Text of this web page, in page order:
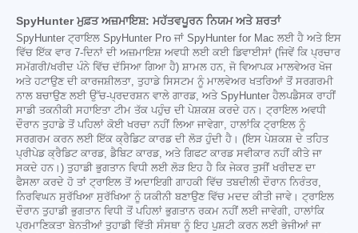
SpyHunter ਮੁਫ਼ਤ ਅਜ਼ਮਾਇਸ਼: ਮਹੱਤਵਪੂਰਨ ਨਿਯਮ ਅਤੇ ਸ਼ਰਤਾਂ
SpyHunter ਟ੍ਰਾਇਲ SpyHunter Pro ਜਾਂ SpyHunter for Mac ਲਈ ਹੈ ਅਤੇ ਇਸ
ਵਿੱਚ ਇੱਕ ਵਾਰ 7-ਦਿਨਾਂ ਦੀ ਅਜ਼ਮਾਇਸ਼ ਅਵਧੀ ਲਈ ਕਈ ਡਿਵਾਈਸਾਂ (ਜਿਵੇਂ ਕਿ ਪ੍ਰਚਾਰ
ਸਮੱਗਰੀ/ਖਰੀਦ ਪੰਨੇ ਵਿੱਚ ਦੱਸਿਆ ਗਿਆ ਹੈ) ਸ਼ਾਮਲ ਹਨ, ਜੋ ਵਿਆਪਕ ਮਾਲਵੇਅਰ ਖੋਜ
ਅਤੇ ਹਟਾਉਣ ਦੀ ਕਾਰਜਸ਼ੀਲਤਾ, ਤੁਹਾਡੇ ਸਿਸਟਮ ਨੂੰ ਮਾਲਵੇਅਰ ਖਤਰਿਆਂ ਤੋਂ ਸਰਗਰਮੀ
ਨਾਲ ਬਚਾਉਣ ਲਈ ਉੱਚ-ਪ੍ਰਦਰਸ਼ਨ ਵਾਲੇ ਗਾਰਡ, ਅਤੇ SpyHunter ਹੈਲਪਡੈਸਕ ਰਾਹੀਂ
ਸਾਡੀ ਤਕਨੀਕੀ ਸਹਾਇਤਾ ਟੀਮ ਤੱਕ ਪਹੁੰਚ ਦੀ ਪੇਸ਼ਕਸ਼ ਕਰਦੇ ਹਨ। ਟ੍ਰਾਇਲ ਅਵਧੀ
ਦੌਰਾਨ ਤੁਹਾਡੇ ਤੋਂ ਪਹਿਲਾਂ ਕੋਈ ਖਰਚਾ ਨਹੀਂ ਲਿਆ ਜਾਵੇਗਾ, ਹਾਲਾਂਕਿ ਟ੍ਰਾਇਲ ਨੂੰ
ਸਰਗਰਮ ਕਰਨ ਲਈ ਇੱਕ ਕ੍ਰੈਡਿਟ ਕਾਰਡ ਦੀ ਲੋੜ ਹੁੰਦੀ ਹੈ। (ਇਸ ਪੇਸ਼ਕਸ਼ ਦੇ ਤਹਿਤ
ਪ੍ਰੀਪੇਡ ਕ੍ਰੈਡਿਟ ਕਾਰਡ, ਡੈਬਿਟ ਕਾਰਡ, ਅਤੇ ਗਿਫਟ ਕਾਰਡ ਸਵੀਕਾਰ ਨਹੀਂ ਕੀਤੇ ਜਾ
ਸਕਦੇ ਹਨ।) ਤੁਹਾਡੀ ਭੁਗਤਾਨ ਵਿਧੀ ਲਈ ਲੋੜ ਇਹ ਹੈ ਕਿ ਜੇਕਰ ਤੁਸੀਂ ਖਰੀਦਣ ਦਾ
ਫੈਸਲਾ ਕਰਦੇ ਹੋ ਤਾਂ ਟ੍ਰਾਇਲ ਤੋਂ ਅਦਾਇਗੀ ਗਾਹਕੀ ਵਿੱਚ ਤਬਦੀਲੀ ਦੌਰਾਨ ਨਿਰੰਤਰ,
ਨਿਰਵਿਘਨ ਸੁਰੱਖਿਆ ਸੁਰੱਖਿਆ ਨੂੰ ਯਕੀਨੀ ਬਣਾਉਣ ਵਿੱਚ ਮਦਦ ਕੀਤੀ ਜਾਵੇ। ਟ੍ਰਾਇਲ
ਦੌਰਾਨ ਤੁਹਾਡੀ ਭੁਗਤਾਨ ਵਿਧੀ ਤੋਂ ਪਹਿਲਾਂ ਭੁਗਤਾਨ ਰਕਮ ਨਹੀਂ ਲਈ ਜਾਵੇਗੀ, ਹਾਲਾਂਕਿ
ਪ੍ਰਮਾਣਿਕਤਾ ਬੇਨਤੀਆਂ ਤੁਹਾਡੀ ਵਿੱਤੀ ਸੰਸਥਾ ਨੂੰ ਇਹ ਪੁਸ਼ਟੀ ਕਰਨ ਲਈ ਭੇਜੀਆਂ ਜਾ